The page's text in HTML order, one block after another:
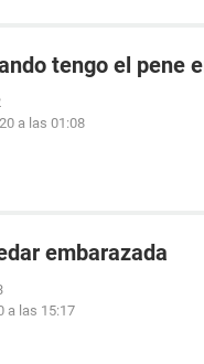
tengo el pene
a las 01:08
embarazada
a las 15:17